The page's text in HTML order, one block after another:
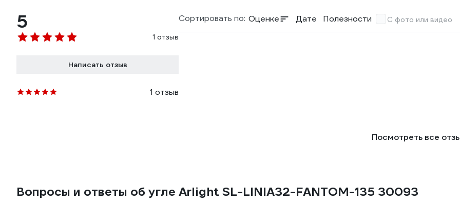
5
1 отзыв
Написать отзыв
1 отзыв
Сортировать по: Оценке Дате Полезности С фото или видео
Посмотреть все
Вопросы и ответы об угле Arlight SL-LINIA32-FANTOM-135 30093